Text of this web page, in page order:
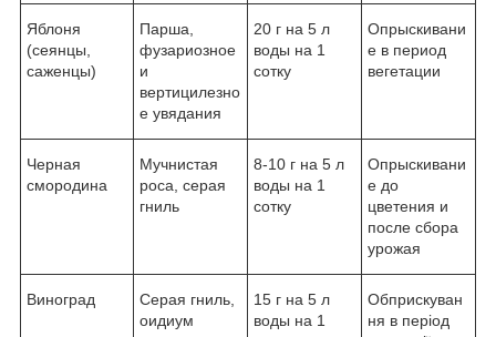
Яблоня
(сеянцы,
саженцы)
Парша,
фузариозное
и
вертицилезно
е увядания
20 г на 5 л
воды на 1
сотку
Опрыскивани
е в период
вегетации
Черная
смородина
Мучнистая
роса, серая
гниль
8-10 г на 5 л
воды на 1
сотку
Опрыскивани
е до
цветения и
после сбора
урожая
Виноград
Серая гниль,
оидиум
15 г на 5 л
воды на 1
Обприскуван
ня в період